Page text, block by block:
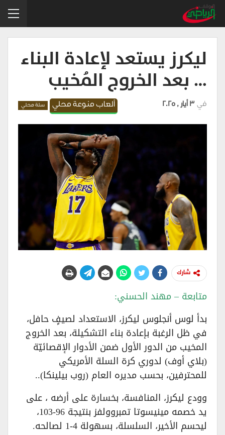
ليكرز يستعد لإعادة البناء
… بعد الخروج المُخيب
ألعاب منوعة محلي سلة محلي في 3 أيار , 2025
شارك
متابعة – مهند الحسني:
بدأ لوس أنجلوس ليكرز، الاستعداد لصيفٍ حافل،
في ظل الرغبة بإعادة بناء التشكيلة، بعد الخروج
المخيب من الدور الأول ضمن الأدوار الإقصائيّة
(بلاي أوف) لدوري كرة السلة الأمريكي
للمحترفين، بحسب مديره العام (روب بيلينكا)..
وودع ليكرز، المنافسة، بخسارة على أرضه ، على
يد خصمه مينيسوتا تمبروولفز بنتيجة 96-103،
ليحسم الأخير، السلسلة، بسهولة 4-1 لصالحه.